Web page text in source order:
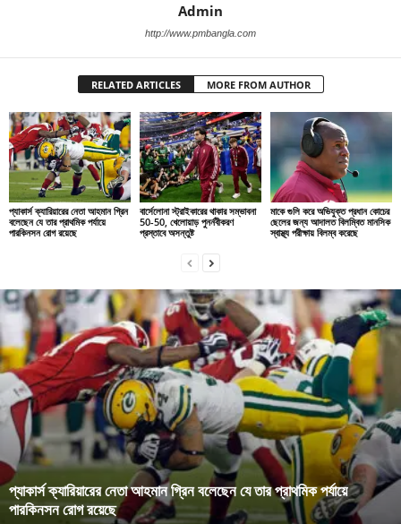
Admin
http://www.pmbangla.com
RELATED ARTICLES MORE FROM AUTHOR
প্যাকার্স ক্যারিয়ারের নেতা আহমান গ্রিন
বলেছেন যে তার প্রাথমিক পর্যায়ে
পারকিনসন রোগ রয়েছে
বার্সেলোনা স্ট্রাইকারের থাকার সম্ভাবনা
50-50, খেলোয়াড় পুনর্নবীকরণ
প্রস্তাবে অসন্তুষ্ট
মাকে গুলি করে অভিযুক্ত প্রধান কোচের
ছেলের জন্য আদালত বিলম্বিত মানসিক
স্বাস্থ্য পরীক্ষায় বিলম্ব করেছে
প্যাকার্স ক্যারিয়ারের নেতা আহমান গ্রিন বলেছেন যে তার প্রাথমিক পর্যায়ে
পারকিনসন রোগ রয়েছে